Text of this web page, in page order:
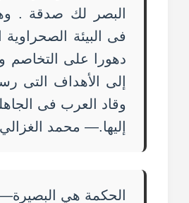
البصر لك صدقة .
فى البيئة
دهورا على التخاصم
إلى الأهداف التى
وقاد العرب فى
إليها.— محمد الغزالي
الحكمة هي